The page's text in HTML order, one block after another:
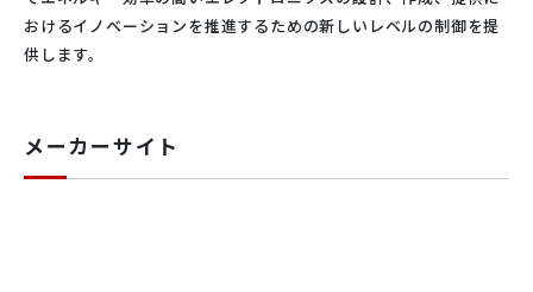
おけるイノベーションを推進するための新しいレベルの制御を提
供します。
メーカーサイト